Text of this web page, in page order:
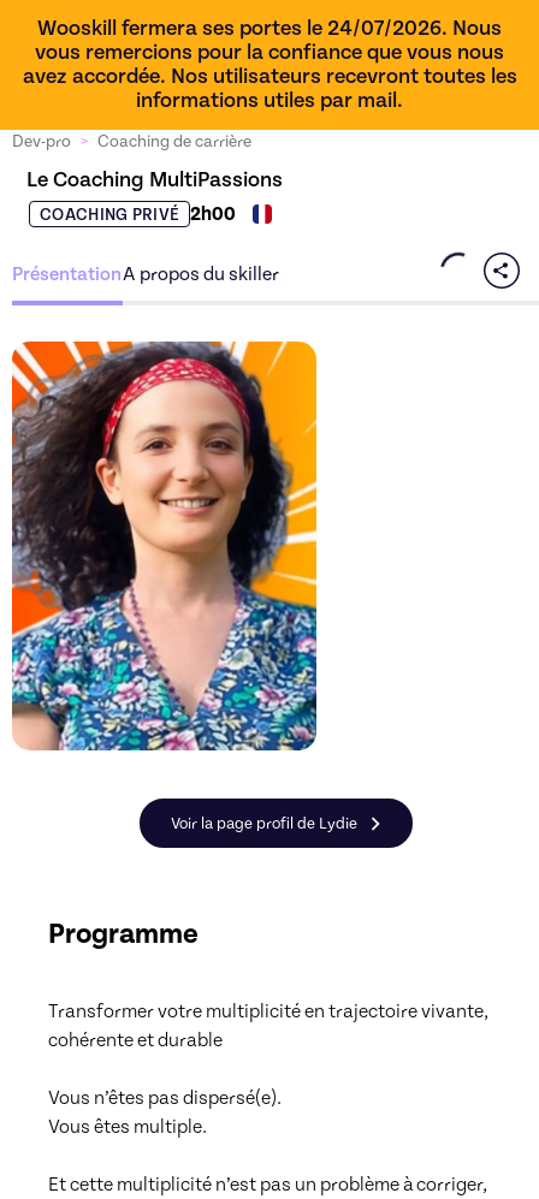
Wooskill fermera ses portes le 24/07/2026. Nous
vous remercions pour la confiance que vous nous
avez accordée. Nos utilisateurs recevront toutes les
informations utiles par mail.
Dev-pro > Coaching de carrière
Le Coaching MultiPassions
COACHING PRIVÉ 2h00
PrésentationA propos du skiller
Voir la page profil de Lydie
Programme
Transformer votre multiplicité en trajectoire vivante,
cohérente et durable
Vous n’êtes pas dispersé(e).
Vous êtes multiple.
Et cette multiplicité n’est pas un problème à corriger,